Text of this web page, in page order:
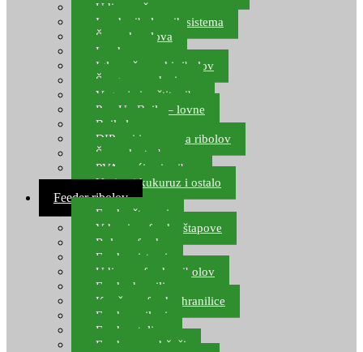
Udice za šarana, amura
Izrada ribolovnih sistema
Šaranska olova
Leadcore
Igle za šaranski ribolov
Špage, upredenice
Vaganje i zaštita ribe
Pop Up Boile – lovne
Boile lovne
DIP-ovi i arome za ribolov
Šaranske torbe
PVA vrećice i pribor
Umjetni kukuruz i ostalo
Feeder ribolov
Feeder štapovi
Vrhovi za feeder štapove
Role za feeder
Feeder sistemi
Udice za feeder ribolov
Feeder hranilice
Kopče za feeder hranilice
Feeder najloni
Feeder stolice
Feeder arm držači